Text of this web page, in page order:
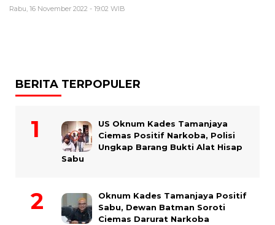
Rabu, 16 November 2022 - 19:02 WIB
BERITA TERPOPULER
US Oknum Kades Tamanjaya
Ciemas Positif Narkoba, Polisi
Ungkap Barang Bukti Alat Hisap
Sabu
Oknum Kades Tamanjaya Positif
Sabu, Dewan Batman Soroti
Ciemas Darurat Narkoba